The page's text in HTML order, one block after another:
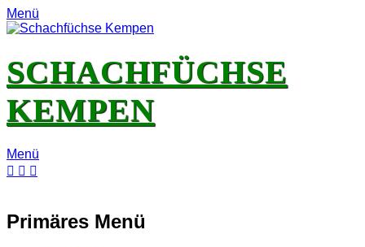
Menü
SCHACHFÜCHSE
KEMPEN
Menü
E-
FeedYouTube
Primäres Menü